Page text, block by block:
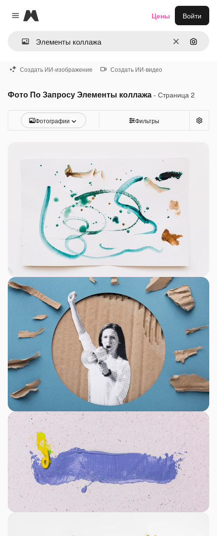
Close menu
Magnific
ОчиститьПоиск
Цены Войти
Создать ИИ-изображение Создать ИИ-видео
Фото По Запросу Элементы коллажа - Страница 2
Фотографии Фильтры